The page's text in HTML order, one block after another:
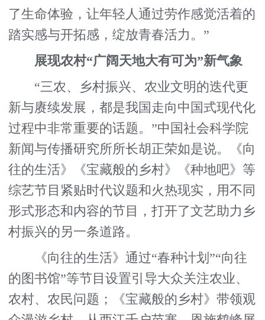
了生命体验，让年轻人通过劳作感觉活着的
踏实感与开拓感，绽放青春活力。”
展现农村“广阔天地大有可为”新气象
“三农、乡村振兴、农业文明的迭代更
新与赓续发展，都是我国走向中国式现代化
过程中非常重要的话题。”中国社会科学院
新闻与传播研究所所长胡正荣如是说。《向
往的生活》《宝藏般的乡村》《种地吧》等
综艺节目紧贴时代议题和火热现实，用不同
形式形态和内容的节目，打开了文艺助力乡
村振兴的另一条道路。
《向往的生活》通过“春种计划”“向往
的图书馆”等节目设置引导大众关注农业、
农村、农民问题；《宝藏般的乡村》带领观